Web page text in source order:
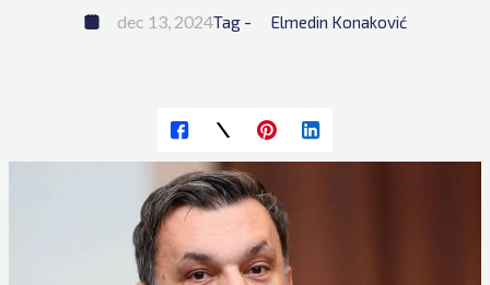
dec 13, 2024Tag - Elmedin Konaković